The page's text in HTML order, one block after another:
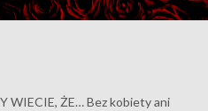
WIECIE, ŻE… Bez kobiety ani